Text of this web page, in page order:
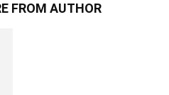
FROM AUTHOR